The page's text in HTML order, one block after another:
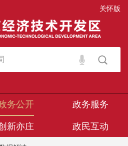
关怀版
务公开 政务服务
新亦庄 政民互动